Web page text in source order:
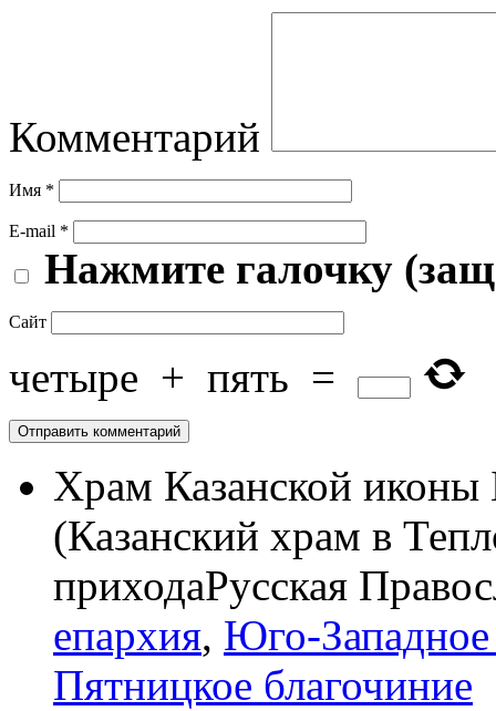
Комментарий
Имя *
E-mail *
Нажмите галочку
Сайт
четыре + пять =
Храм Казанской
(Казанский храм в
приходаРусская
епархия, Юго-Западное
Пятницкое благочиние